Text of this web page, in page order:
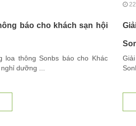
báo cho khách sạn hội
loa thông Sonbs báo cho Khác
dưỡng ...